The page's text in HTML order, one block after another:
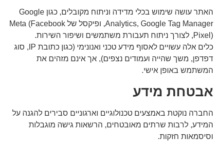
האתר עושה שימוש בכלי מדידה וניתוח מקובלים, כגון Google
Analytics, Google Tag Manager, ופיקסל של Meta (Facebook
Pixel), לצורך ניתוח תעבורת משתמשים ושיפור השירות.
כלים אלה עשויים לאסוף מידע טכני ואנונימי (כגון כתובת IP, סוג
דפדפן, משך שהייה ועמודים נצפים), אך אינם מזהים את
המשתמש באופן אישי.
אבטחת מידע
החברה נוקטת באמצעים טכנולוגיים וארגוניים סבירים להגנה על
המידע, לרבות שרתים מאובטחים, הרשאות גישה מוגבלות
וסיסמאות חזקות.